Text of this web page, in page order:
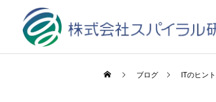
ブログ ITのヒント